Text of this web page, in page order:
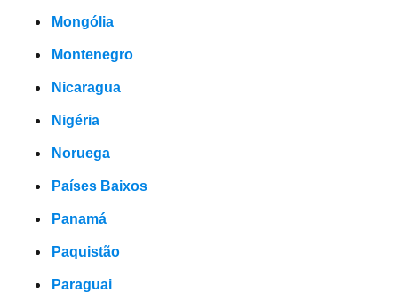
Mongólia
Montenegro
Nicaragua
Nigéria
Noruega
Países Baixos
Panamá
Paquistão
Paraguai